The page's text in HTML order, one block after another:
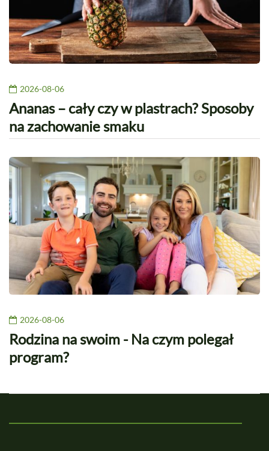
2026-08-06
Ananas – cały czy w plastrach? Sposoby
na zachowanie smaku
2026-08-06
Rodzina na swoim - Na czym polegał
program?